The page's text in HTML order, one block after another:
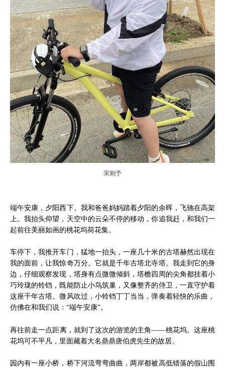
宋则予
端午安康，夕阳西下。我和爸爸妈妈踏着夕阳的余晖，飞驰在高架
上。我抬头仰望，天空中的云朵不停的移动，你追我赶，和我们一
起前往美丽如画的桃花坞荷花集。
车停下，我推开车门，猛地一抬头，一座几十米的古塔赫然出现在
我的面前，让我惊奇万分。它就是千年古塔北寺塔。我走到它的身
边，仔细观察发现，塔身有点微微倾斜，塔檐四周的尖角都挂着小
巧玲珑的铃铛，既能防止小鸟筑巢，又像整齐的侍卫，一直守护着
这座千年古塔。微风吹过，小铃铛丁丁当当，弹奏着轻快的乐曲，
仿佛在和我们说：“端午安康”。
再往前走一点距离，就到了这次的游览的主角——桃花坞。这座桃
花坞可不平凡，里面藏着大名鼎鼎唐伯虎先生的故居。
园内有一座小桥，桥下河流弯弯曲曲，两岸都被高低错落的假山围